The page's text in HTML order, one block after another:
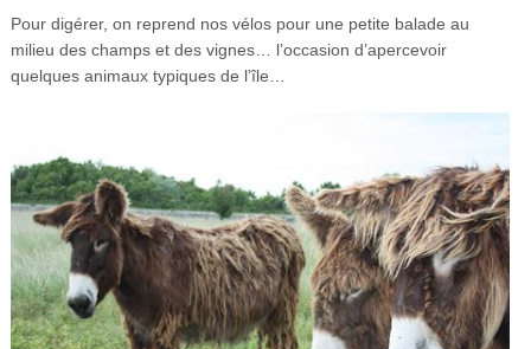
Pour digérer, on reprend nos vélos pour une petite balade au
milieu des champs et des vignes… l’occasion d’apercevoir
quelques animaux typiques de l’île…